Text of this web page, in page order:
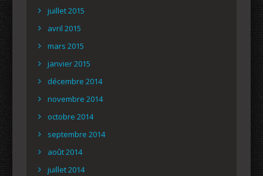
juillet 2015
avril 2015
mars 2015
janvier 2015
décembre 2014
novembre 2014
octobre 2014
septembre 2014
août 2014
juillet 2014